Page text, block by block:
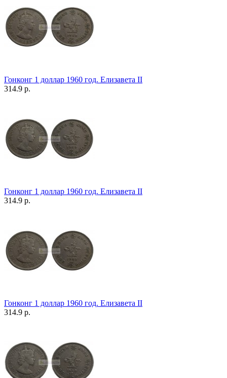
Гонконг 1 доллар 1960 год. Елизавета II
314.9 р.
Гонконг 1 доллар 1960 год. Елизавета II
314.9 р.
Гонконг 1 доллар 1960 год. Елизавета II
314.9 р.